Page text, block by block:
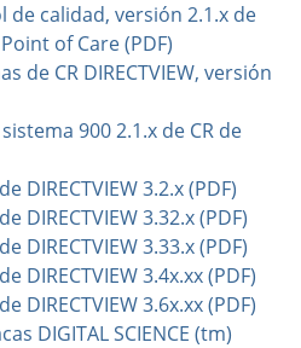
calidad, versión 2.1.x de
of Care (PDF)
de CR DIRECTVIEW, versión
900 2.1.x de CR de
DIRECTVIEW 3.2.x (PDF)
DIRECTVIEW 3.32.x (PDF)
DIRECTVIEW 3.33.x (PDF)
DIRECTVIEW 3.4x.xx (PDF)
DIRECTVIEW 3.6x.xx (PDF)
DIGITAL SCIENCE (tm)